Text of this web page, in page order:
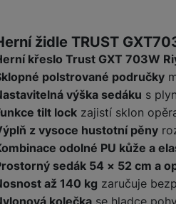
židle TRUST
křeslo Trust GXT 703W
polstrované područky
výška sedáku s
tilt lock zajistí sklon
z vysoce hustotní pěny
odolné PU kůže a
sedák 54 × 52 cm a
až 140 kg zaručuje
kolečka se hladce